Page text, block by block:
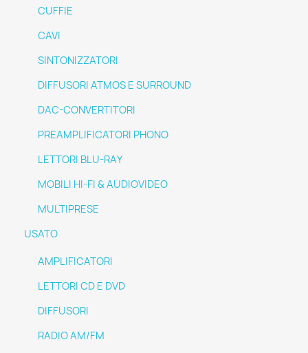
CUFFIE
CAVI
SINTONIZZATORI
DIFFUSORI ATMOS E SURROUND
DAC-CONVERTITORI
PREAMPLIFICATORI PHONO
LETTORI BLU-RAY
MOBILI HI-FI & AUDIOVIDEO
MULTIPRESE
USATO
AMPLIFICATORI
LETTORI CD E DVD
DIFFUSORI
RADIO AM/FM